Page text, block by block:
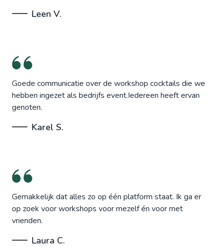
Leen V.
Goede communicatie over de workshop cocktails die we
hebben ingezet als bedrijfs event.Iedereen heeft ervan
genoten.
Karel S.
Gemakkelijk dat alles zo op één platform staat. Ik ga er
op zoek voor workshops voor mezelf én voor met
vrienden.
Laura C.